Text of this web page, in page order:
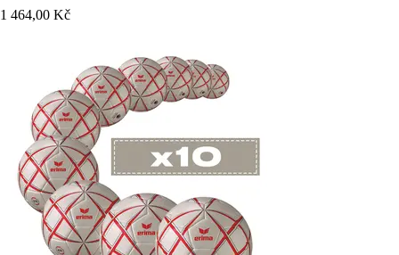
1 464,00 Kč